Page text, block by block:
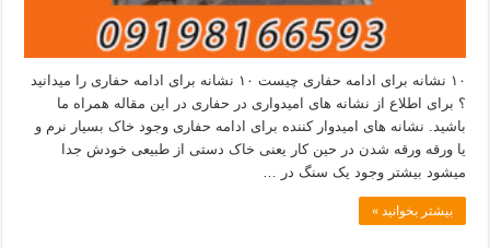
۱۰ نشانه برای ادامه حفاری چیست ۱۰ نشانه برای ادامه حفاری را میدانید
؟ برای اطلاع از نشانه های امیدواری در حفاری در این مقاله همراه ما
باشید. نشانه های امیدوار کننده برای ادامه حفاری وجود خاک بسیار نرم و
یا ورقه ورقه شدن در حین کار یعنی خاک دستی از طبیعی خودش جدا
میشود بیشتر وجود یک سنگ در …
بیشتر بخوانید »